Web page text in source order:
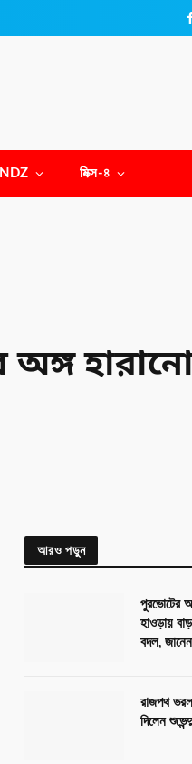
মিক্স-৪
অঙ্গ
আরও পড়ুন
পুরভোটের
হাওড়ায়
বদল,
রাজপথ ভরল
দিলেন